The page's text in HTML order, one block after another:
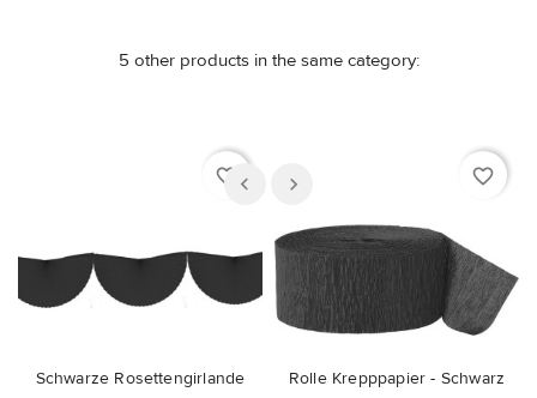
5 other products in the same category:
favorite_border
Schwarze Rosettengirlande
favorite_border
Rolle Krepppapier - Schwarz